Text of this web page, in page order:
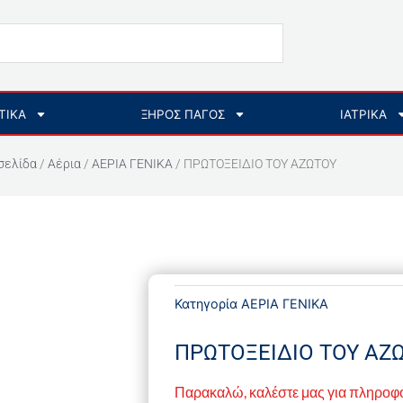
ΞΗΡΟΣ ΠΑΓΟΣ ΙΑΤΡΙΚΑ
/ Αέρια / ΑΕΡΙΑ ΓΕΝΙΚΑ / ΠΡΩΤΟΞΕΙΔΙΟ ΤΟΥ ΑΖΩΤΟΥ
Κατηγορία ΑΕΡΙΑ ΓΕΝΙΚΑ
ΠΡΩΤΟΞΕΙΔΙΟ ΤΟΥ
Παρακαλώ, καλέστε μας για